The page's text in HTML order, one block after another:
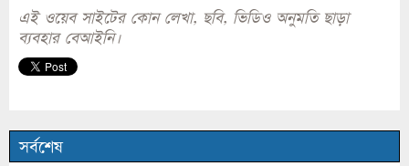
এই ওয়েব সাইটের কোন লেখা, ছবি, ভিডিও অনুমতি ছাড়া
ব্যবহার বেআইনি।
সর্বশেষ